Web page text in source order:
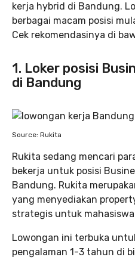
kerja hybrid di Bandung.
berbagai macam posisi
Cek rekomendasinya di
1. Loker posisi
di Bandung
Source: Rukita
Rukita sedang mencari
bekerja untuk posisi
Bandung. Rukita
yang menyediakan
strategis untuk
Lowongan ini terbuka
pengalaman 1-3 tahun di